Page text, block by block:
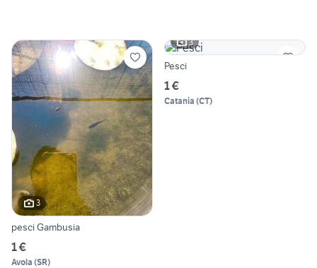
3
pesci Gambusia
1 €
Avola (SR)
3
Pesci
1 €
Catania (CT)